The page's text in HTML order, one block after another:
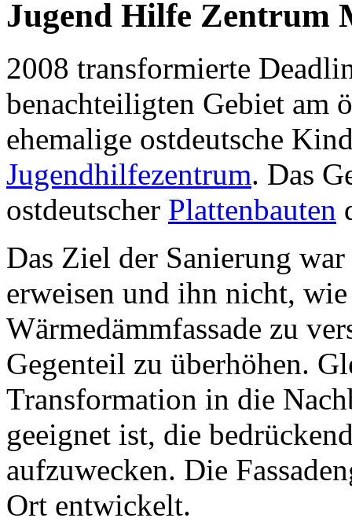
Jugend Hilfe Zentrum
2008 transformierte
benachteiligten Gebiet am
ehemalige ostdeutsche
Jugendhilfezentrum. Das
ostdeutscher Plattenbauten
Das Ziel der Sanierung
erweisen und ihn nicht,
Wärmedämmfassade zu
Gegenteil zu überhöhen.
Transformation in die
geeignet ist, die
aufzuwecken. Die
Ort entwickelt.